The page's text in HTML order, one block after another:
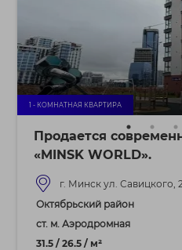
1 - КОМНАТНАЯ КВАРТИРА
Продается
«MINSK WORLD».
г. Минск ул. Савицкого,
Октябрьский район
ст. м. Аэродромная
31.5 / 26.5 / м²